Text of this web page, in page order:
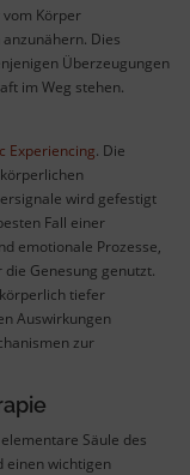
Körper
Dies
Überzeugungen
im Weg stehen.
Experiencing. Die
wird gefestigt
Fall einer
emotionale Prozesse,
Genesung genutzt.
tiefer
Auswirkungen
zur
Säule des
einen wichtigen